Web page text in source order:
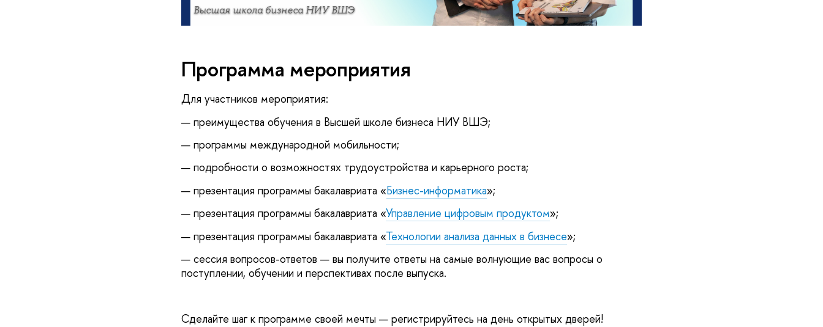
Высшая школа бизнеса НИУ ВШЭ
Программа мероприятия
Для участников мероприятия:
— преимущества обучения в Высшей школе бизнеса НИУ ВШЭ;
— программы международной мобильности;
— подробности о возможностях трудоустройства и карьерного роста;
— презентация программы бакалавриата «Бизнес-информатика»;
— презентация программы бакалавриата «Управление цифровым продуктом»;
— презентация программы бакалавриата «Технологии анализа данных в бизнесе»;
— сессия вопросов-ответов — вы получите ответы на самые волнующие вас вопросы о
поступлении, обучении и перспективах после выпуска.
Сделайте шаг к программе своей мечты — регистрируйтесь на день открытых дверей!